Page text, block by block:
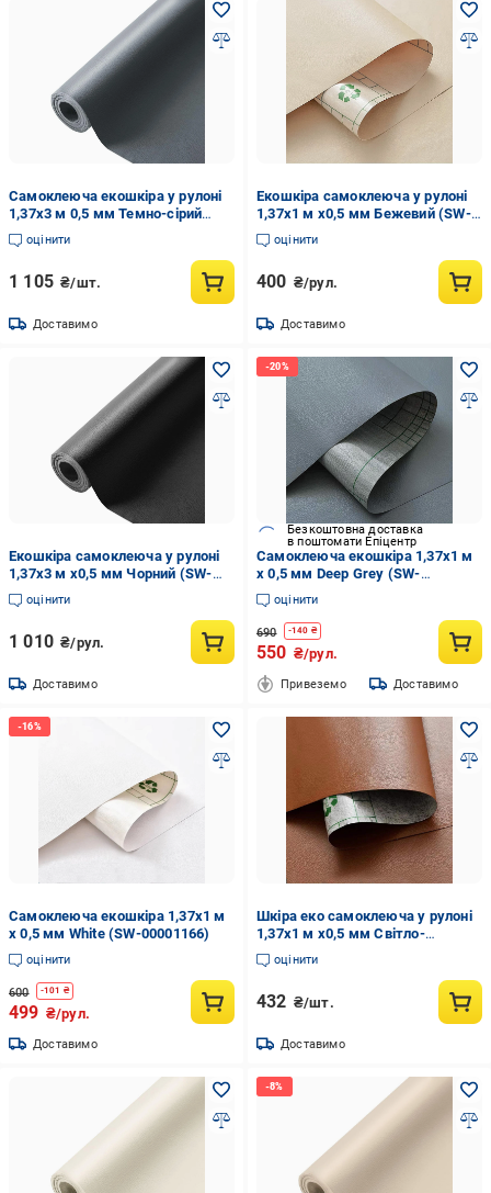
Самоклеюча екошкіра у рулоні
1,37х3 м 0,5 мм Темно-сірий
(SW-00001340)
оцінити
1 105 ₴/шт.
Доставимо
Екошкіра самоклеюча у рулоні
1,37х1 м х0,5 мм Бежевий (SW-
00001346)
оцінити
400 ₴/рул.
Доставимо
Екошкіра самоклеюча у рулоні
1,37х3 м х0,5 мм Чорний (SW-
00001413)
оцінити
1 010 ₴/рул.
Доставимо
Безкоштовна доставка
в поштомати Епіцентр
Самоклеюча екошкіра 1,37х1 м
х 0,5 мм Deep Grey (SW-
00001154)
оцінити
690 -140 ₴
550 ₴/рул.
Привеземо Доставимо
Самоклеюча екошкіра 1,37х1 м
х 0,5 мм White (SW-00001166)
оцінити
600 -101 ₴
499 ₴/рул.
Доставимо
Шкіра еко самоклеюча у рулоні
1,37х1 м х0,5 мм Світло-
коричневий (SW-00001332)
оцінити
432 ₴/шт.
Доставимо